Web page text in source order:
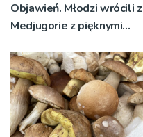
Objawień. Młodzi wrócili z
Medjugorie z pięknymi